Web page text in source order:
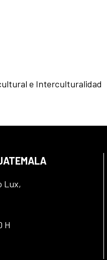
e Interculturalidad
Lux,
H